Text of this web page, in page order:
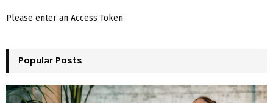
Please enter an Access Token
Popular Posts